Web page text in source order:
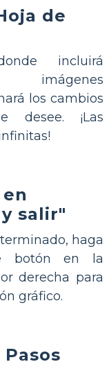
de
incluirá
imágenes
los cambios
desee. ¡Las
salir"
haga
botón en la
derecha para
gráfico.